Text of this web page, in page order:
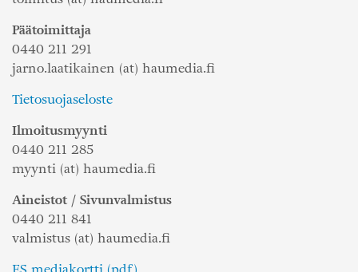
Päätoimittaja
0440 211 291
jarno.laatikainen (at) haumedia.fi
Tietosuojaseloste
Ilmoitusmyynti
0440 211 285
myynti (at) haumedia.fi
Aineistot / Sivunvalmistus
0440 211 841
valmistus (at) haumedia.fi